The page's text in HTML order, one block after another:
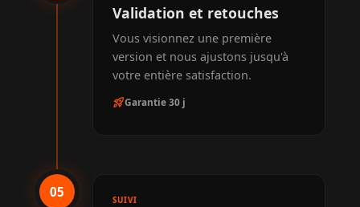
Validation et retouches
Vous visionnez une première
version et nous ajustons jusqu'à
votre entière satisfaction.
rocket_launchGarantie 30 j
05 SUIVI